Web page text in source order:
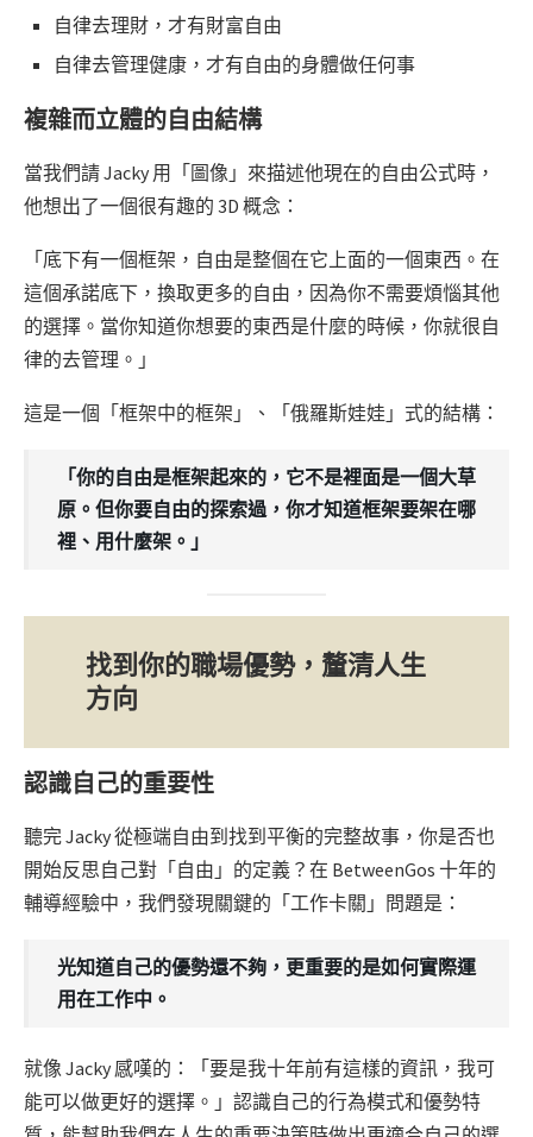
自律去理財，才有財富自由
自律去管理健康，才有自由的身體做任何事
複雜而立體的自由結構
當我們請 Jacky 用「圖像」來描述他現在的自由公式時，
他想出了一個很有趣的 3D 概念：
「底下有一個框架，自由是整個在它上面的一個東西。在
這個承諾底下，換取更多的自由，因為你不需要煩惱其他
的選擇。當你知道你想要的東西是什麼的時候，你就很自
律的去管理。」
這是一個「框架中的框架」、「俄羅斯娃娃」式的結構：
「你的自由是框架起來的，它不是裡面是一個大草
原。但你要自由的探索過，你才知道框架要架在哪
裡、用什麼架。」
找到你的職場優勢，釐清人生
方向
認識自己的重要性
聽完 Jacky 從極端自由到找到平衡的完整故事，你是否也
開始反思自己對「自由」的定義？在 BetweenGos 十年的
輔導經驗中，我們發現關鍵的「工作卡關」問題是：
光知道自己的優勢還不夠，更重要的是如何實際運
用在工作中。
就像 Jacky 感嘆的：「要是我十年前有這樣的資訊，我可
能可以做更好的選擇。」認識自己的行為模式和優勢特